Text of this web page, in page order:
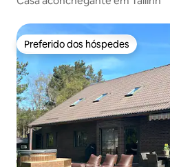
Preferido dos hóspedes
Preferido dos hóspedes